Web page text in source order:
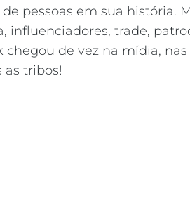
pessoas em sua história.
influenciadores, trade,
de vez na mídia,
as tribos!